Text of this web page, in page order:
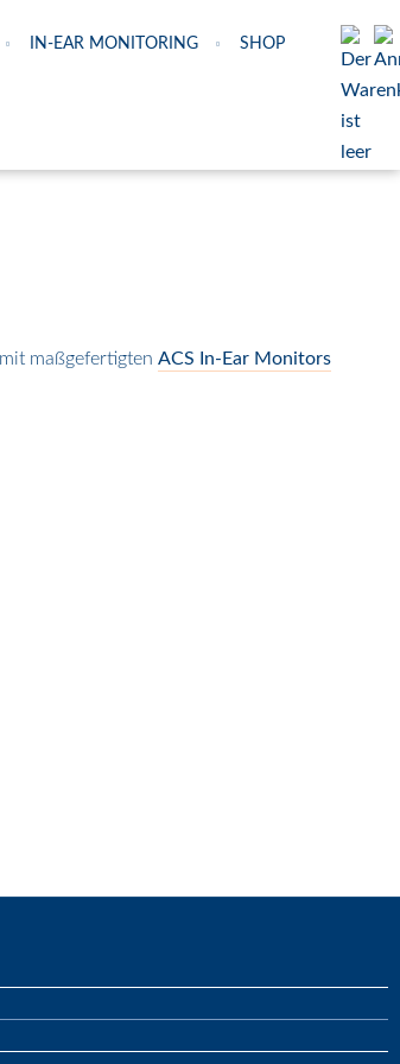
IN-EAR MONITORING SHOP
mit maßgefertigten ACS In-Ear Monitors